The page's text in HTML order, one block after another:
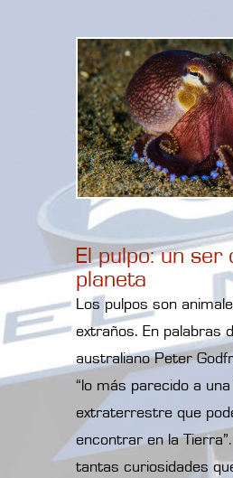
El pulpo: un ser
planeta
Los pulpos son
extraños. En palabras
australiano Peter
“lo más parecido a
extraterrestre que
encontrar en la
tantas curiosidades